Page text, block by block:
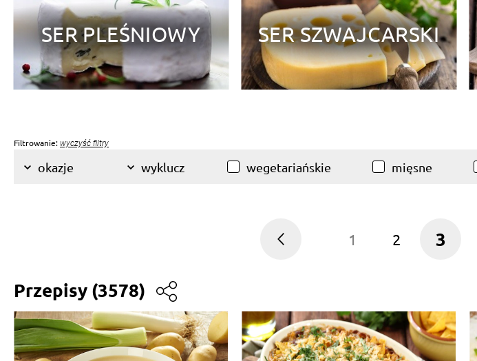
SER PLEŚNIOWY SER SZWAJCARSKI
Filtrowanie: wyczyść filtry
okazje wyklucz wegetariańskie mięsne
1 2 3
Przepisy (3578)